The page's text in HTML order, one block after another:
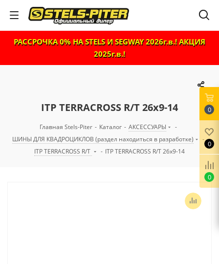
РАССРОЧКА 0% НА STELS И SEGWAY 2026г.в.! АКЦИЯ
2025г.в.!
ITP TERRACROSS R/T 26x9-14
Главная Stels-Piter - Каталог - АКСЕССУАРЫ
-
ШИНЫ ДЛЯ КВАДРОЦИКЛОВ (раздел находиться в разработке)
-
ITP TERRACROSS R/T
- ITP TERRACROSS R/T 26x9-14
0
0
0